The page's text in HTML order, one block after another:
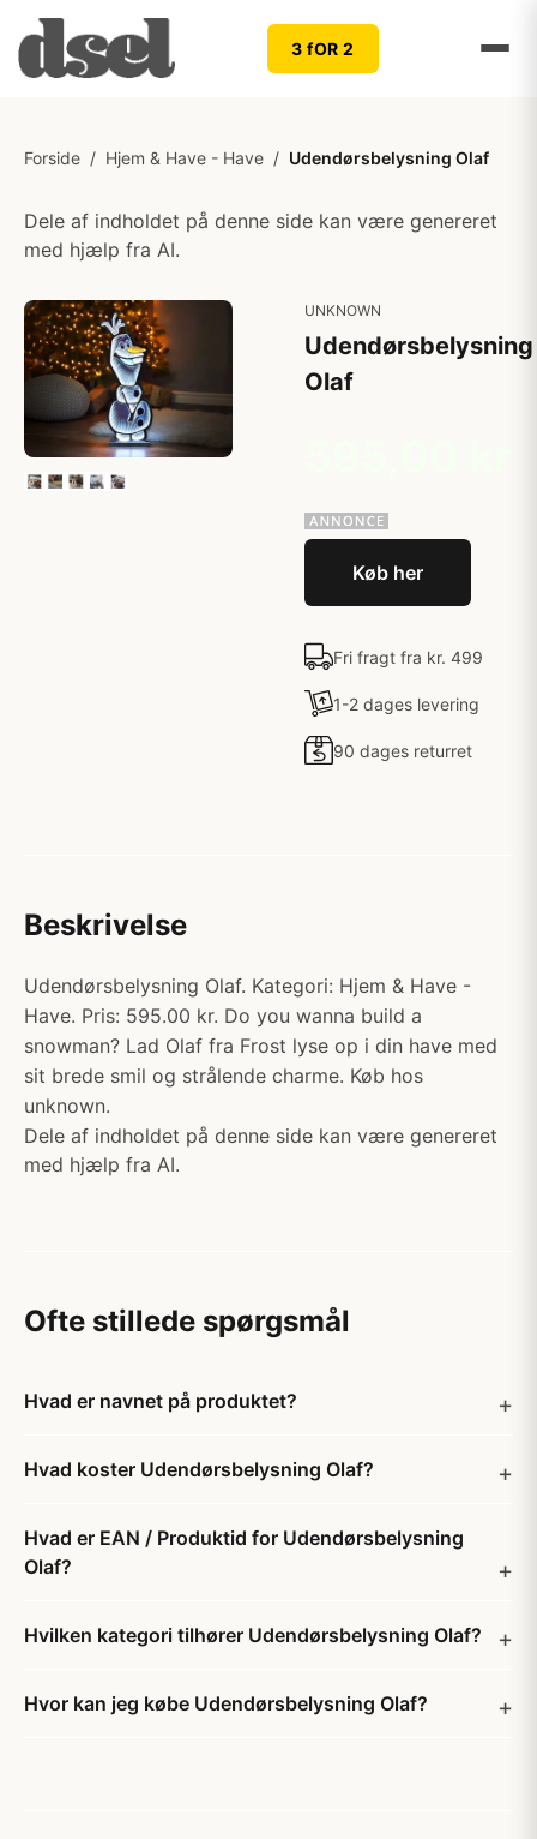
3 fOR 2
Forside / Hjem & Have - Have / Udendørsbelysning Olaf
Dele af indholdet på denne side kan være genereret
med hjælp fra AI.
UNKNOWN
Udendørsbelysning
Olaf
Køb her
Fri fragt fra kr. 499
1-2 dages levering
90 dages returret
Beskrivelse
Udendørsbelysning Olaf. Kategori: Hjem & Have -
Have. Pris: 595.00 kr. Do you wanna build a
snowman? Lad Olaf fra Frost lyse op i din have med
sit brede smil og strålende charme. Køb hos
unknown.
Dele af indholdet på denne side kan være genereret
med hjælp fra AI.
Ofte stillede spørgsmål
Hvad er navnet på produktet?
Hvad koster Udendørsbelysning Olaf?
Hvad er EAN / Produktid for Udendørsbelysning
Olaf?
Hvilken kategori tilhører Udendørsbelysning Olaf?
Hvor kan jeg købe Udendørsbelysning Olaf?